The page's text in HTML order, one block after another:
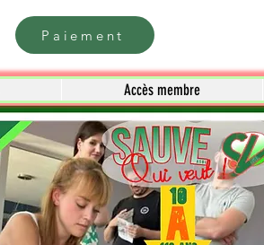
Paiement
Accès membre